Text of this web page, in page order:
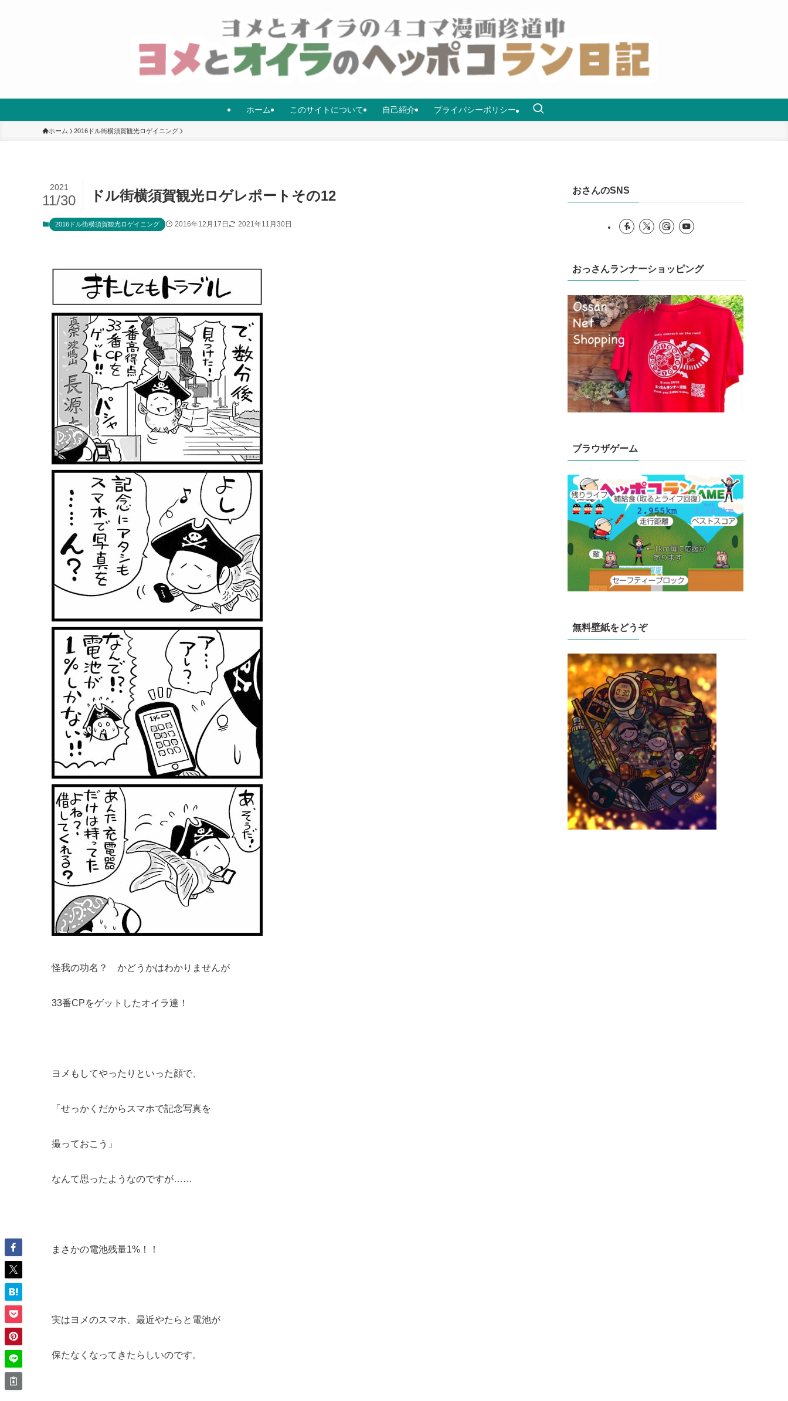
ホーム このサイトについて 自己紹介 プライバシーポリシー
ホーム 2016ドル街横須賀観光ロゲイニング
ドル街横須賀観光ロゲレポートその12
2021
11/30
2016ドル街横須賀観光ロゲイニング 2016年12月17日 2021年11月30日
怪我の功名？ かどうかはわかりませんが
33番CPをゲットしたオイラ達！
ヨメもしてやったりといった顔で、
「せっかくだからスマホで記念写真を
撮っておこう」
なんて思ったようなのですが……
まさかの電池残量1%！！
実はヨメのスマホ、最近やたらと電池が
保たなくなってきたらしいのです。
おさんのSNS
おっさんランナーショッピング
ブラウザゲーム
無料壁紙をどうぞ